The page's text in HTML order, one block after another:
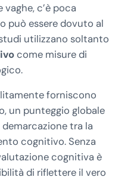
c’è poca
può essere dovuto al
utilizzano soltanto
come misure di
forniscono
un punteggio globale
tra la
cognitivo. Senza
cognitiva è
di riflettere il vero